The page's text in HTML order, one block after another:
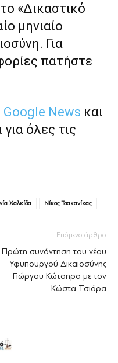
«Δικαστικό
μηνιαίο
Για
πατήστε
Google News και
όλες τις
Χαλκίδα Νίκος Τσακανίκας
Επόμενο άρθρο
Πρώτη συνάντηση του νέου
Υφυπουργού Δικαιοσύνης
Γιώργου Κώτσηρα με τον
Κώστα Τσιάρα